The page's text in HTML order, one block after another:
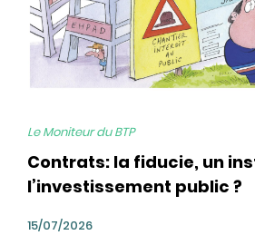
Le Moniteur du BTP
Contrats: la fiducie, un
l’investissement public ?
15/07/2026